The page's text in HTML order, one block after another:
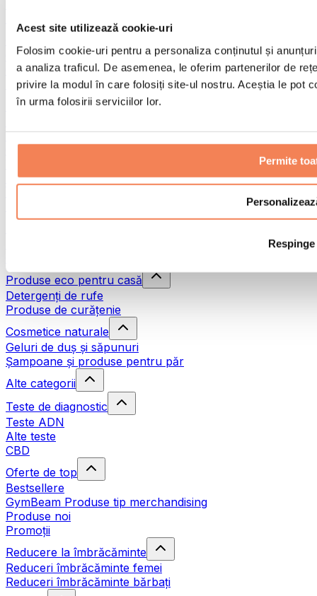
Acest site utilizează cookie-uri
Folosim cookie-uri pentru a personaliza conținutul și
a analiza traficul. De asemenea, le oferim partenerilor de
privire la modul în care folosiți site-ul nostru. Aceștia le pot
în urma folosirii serviciilor lor.
Permite
Respinge
Genți și accesorii pentru alimente
Genți pentru sala de sport
Rucsacuri
Accesorii în funcție de activitate
Sporturi de contact
Terapie prin frig
Produse eco pentru casă
Detergenți de rufe
Produse de curățenie
Cosmetice naturale
Geluri de duș și săpunuri
Șampoane și produse pentru păr
Alte categorii
Teste de diagnostic
Teste ADN
Alte teste
CBD
Oferte de top
Bestsellere
GymBeam Produse tip merchandising
Produse noi
Promoții
Reducere la îmbrăcăminte
Reduceri îmbrăcăminte femei
Reduceri îmbrăcăminte bărbați